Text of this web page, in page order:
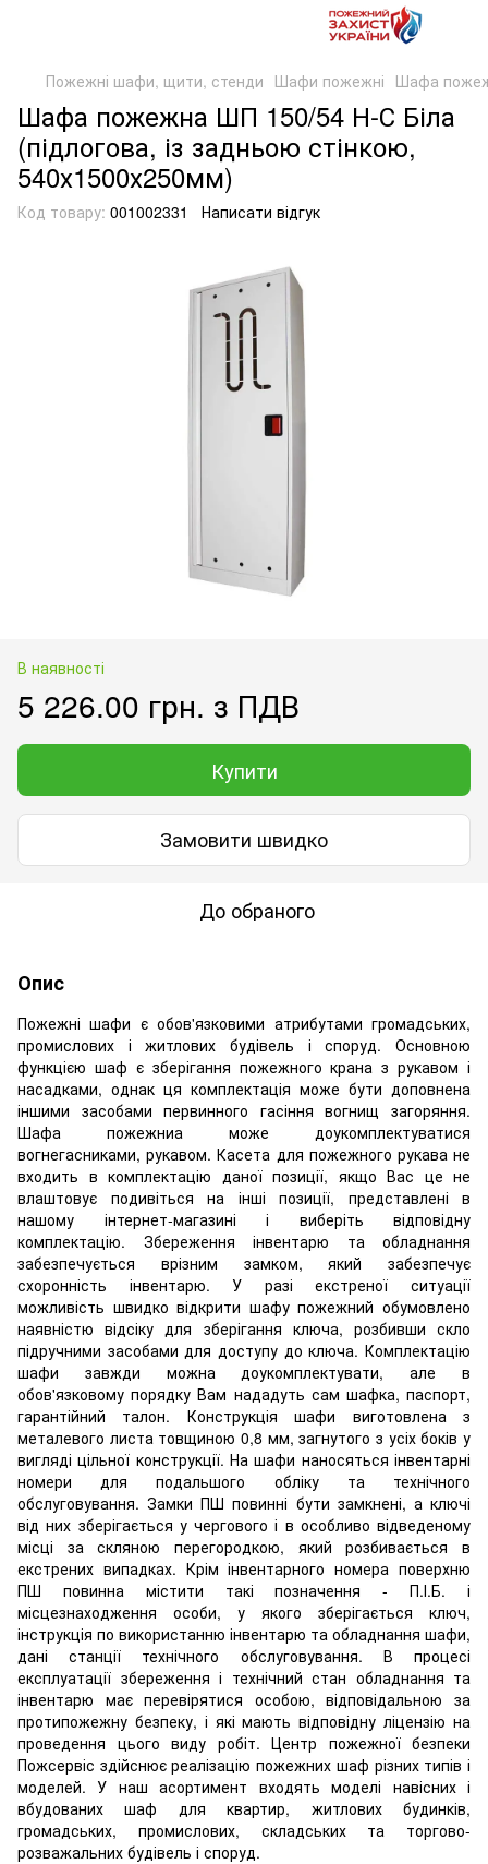
Пожежні шафи, щити, стенди Шафи пожежні Шафа
Шафа пожежна ШП 150/54 Н-С Біла
(підлогова, із задньою стінкою,
540х1500х250мм)
Код товару: 001002331 Написати відгук
В наявності
5 226.00 грн. з ПДВ
Купити
Замовити швидко
До обраного
Опис
Пожежні шафи є обов'язковими атрибутами громадських,
промислових і житлових будівель і споруд. Основною
функцією шаф є зберігання пожежного крана з рукавом і
насадками, однак ця комплектація може бути доповнена
іншими засобами первинного гасіння вогнищ загоряння.
Шафа пожежниа може доукомплектуватися
вогнегасниками, рукавом. Касета для пожежного рукава не
входить в комплектацію даної позиції, якщо Вас це не
влаштовує подивіться на інші позиції, представлені в
нашому інтернет-магазині і виберіть відповідну
комплектацію. Збереження інвентарю та обладнання
забезпечується врізним замком, який забезпечує
схоронність інвентарю. У разі екстреної ситуації
можливість швидко відкрити шафу пожежний обумовлено
наявністю відсіку для зберігання ключа, розбивши скло
підручними засобами для доступу до ключа. Комплектацію
шафи завжди можна доукомплектувати, але в
обов'язковому порядку Вам нададуть сам шафка, паспорт,
гарантійний талон. Конструкція шафи виготовлена ​​з
металевого листа товщиною 0,8 мм, загнутого з усіх боків у
вигляді цільної конструкції. На шафи наносяться інвентарні
номери для подальшого обліку та технічного
обслуговування. Замки ПШ повинні бути замкнені, а ключі
від них зберігається у чергового і в особливо відведеному
місці за скляною перегородкою, який розбивається в
екстрених випадках. Крім інвентарного номера поверхню
ПШ повинна містити такі позначення - П.І.Б. і
місцезнаходження особи, у якого зберігається ключ,
інструкція по використанню інвентарю та обладнання шафи,
дані станції технічного обслуговування. В процесі
експлуатації збереження і технічний стан обладнання та
інвентарю має перевірятися особою, відповідальною за
протипожежну безпеку, і які мають відповідну ліцензію на
проведення цього виду робіт. Центр пожежної безпеки
Пожсервіс здійснює реалізацію пожежних шаф різних типів і
моделей. У наш асортимент входять моделі навісних і
вбудованих шаф для квартир, житлових будинків,
громадських, промислових, складських та торгово-
розважальних будівель і споруд.